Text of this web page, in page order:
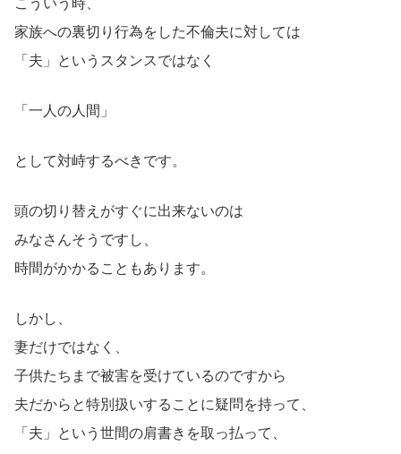
家族への裏切り行為をした不倫夫に対しては
「夫」というスタンスではなく
「一人の人間」
として対峙するべきです。
頭の切り替えがすぐに出来ないのは
みなさんそうですし、
時間がかかることもあります。
しかし、
妻だけではなく、
子供たちまで被害を受けているのですから
夫だからと特別扱いすることに疑問を持って、
「夫」という世間の肩書きを取っ払って、